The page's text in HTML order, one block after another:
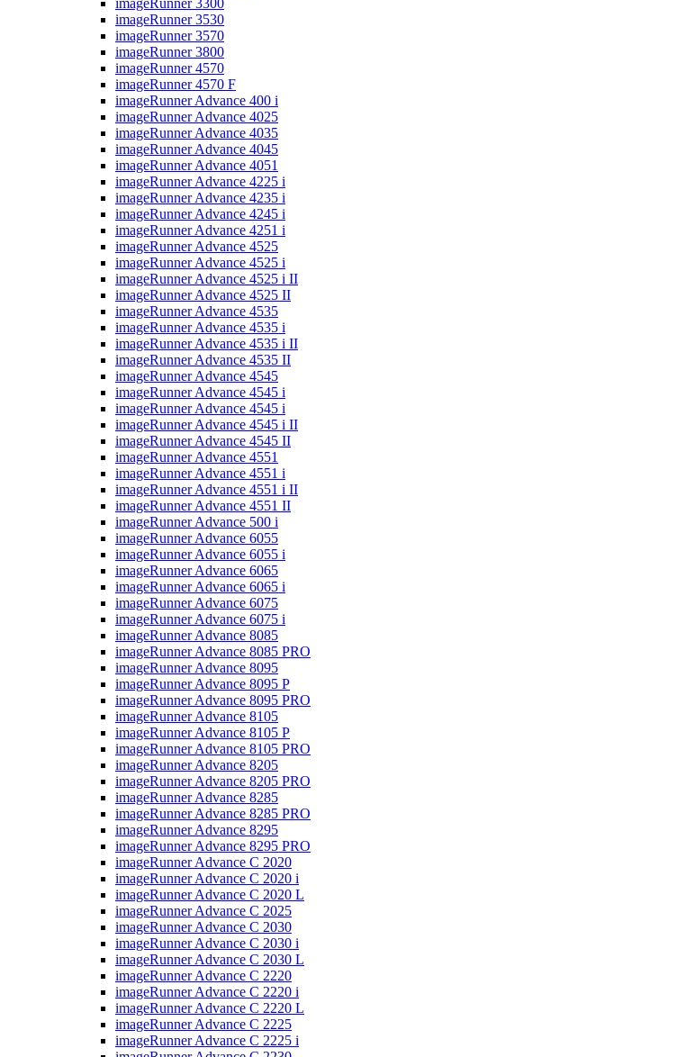
imageRunner 3530
imageRunner 3570
imageRunner 3800
imageRunner 4570
imageRunner 4570 F
imageRunner Advance 400 i
imageRunner Advance 4025
imageRunner Advance 4035
imageRunner Advance 4045
imageRunner Advance 4051
imageRunner Advance 4225 i
imageRunner Advance 4235 i
imageRunner Advance 4245 i
imageRunner Advance 4251 i
imageRunner Advance 4525
imageRunner Advance 4525 i
imageRunner Advance 4525 i II
imageRunner Advance 4525 II
imageRunner Advance 4535
imageRunner Advance 4535 i
imageRunner Advance 4535 i II
imageRunner Advance 4535 II
imageRunner Advance 4545
imageRunner Advance 4545 i
imageRunner Advance 4545 i
imageRunner Advance 4545 i II
imageRunner Advance 4545 II
imageRunner Advance 4551
imageRunner Advance 4551 i
imageRunner Advance 4551 i II
imageRunner Advance 4551 II
imageRunner Advance 500 i
imageRunner Advance 6055
imageRunner Advance 6055 i
imageRunner Advance 6065
imageRunner Advance 6065 i
imageRunner Advance 6075
imageRunner Advance 6075 i
imageRunner Advance 8085
imageRunner Advance 8085 PRO
imageRunner Advance 8095
imageRunner Advance 8095 P
imageRunner Advance 8095 PRO
imageRunner Advance 8105
imageRunner Advance 8105 P
imageRunner Advance 8105 PRO
imageRunner Advance 8205
imageRunner Advance 8205 PRO
imageRunner Advance 8285
imageRunner Advance 8285 PRO
imageRunner Advance 8295
imageRunner Advance 8295 PRO
imageRunner Advance C 2020
imageRunner Advance C 2020 i
imageRunner Advance C 2020 L
imageRunner Advance C 2025
imageRunner Advance C 2030
imageRunner Advance C 2030 i
imageRunner Advance C 2030 L
imageRunner Advance C 2220
imageRunner Advance C 2220 i
imageRunner Advance C 2220 L
imageRunner Advance C 2225
imageRunner Advance C 2225 i